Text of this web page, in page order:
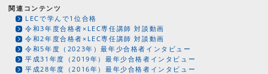
関連コンテンツ
LECで学んで1位合格
令和3年度合格者×LEC専任講師 対談動画
令和2年度合格者×LEC専任講師 対談動画
令和5年度（2023年）最年少合格者インタビュー
平成31年度（2019年）最年少合格者インタビュー
平成28年度（2016年）最年少合格者インタビュー